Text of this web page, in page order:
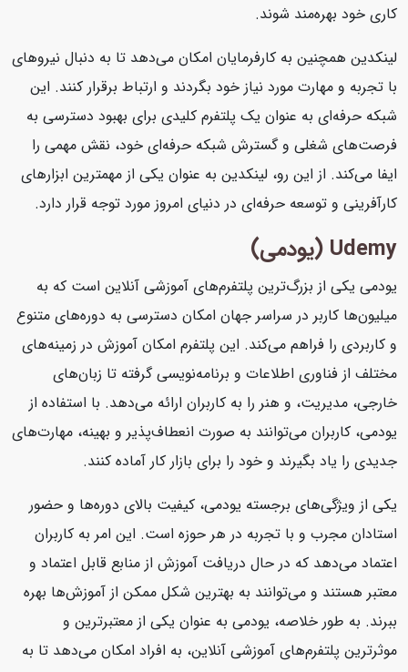
کاری خود بهره‌مند شوند.
لینکدین همچنین به کارفرمایان امکان می‌دهد تا به دنبال نیروهای
با تجربه و مهارت مورد نیاز خود بگردند و ارتباط برقرار کنند. این
شبکه حرفه‌ای به عنوان یک پلتفرم کلیدی برای بهبود دسترسی به
فرصت‌های شغلی و گسترش شبکه حرفه‌ای خود، نقش مهمی را
ایفا می‌کند. از این رو، لینکدین به عنوان یکی از مهمترین ابزارهای
کارآفرینی و توسعه حرفه‌ای در دنیای امروز مورد توجه قرار دارد.
Udemy (یودمی)
یودمی یکی از بزرگ‌ترین پلتفرم‌های آموزشی آنلاین است که به
میلیون‌ها کاربر در سراسر جهان امکان دسترسی به دوره‌های متنوع
و کاربردی را فراهم می‌کند. این پلتفرم امکان آموزش در زمینه‌های
مختلف از فناوری اطلاعات و برنامه‌نویسی گرفته تا زبان‌های
خارجی، مدیریت، و هنر را به کاربران ارائه می‌دهد. با استفاده از
یودمی، کاربران می‌توانند به صورت انعطاف‌پذیر و بهینه، مهارت‌های
جدیدی را یاد بگیرند و خود را برای بازار کار آماده کنند.
یکی از ویژگی‌های برجسته یودمی، کیفیت بالای دوره‌ها و حضور
استادان مجرب و با تجربه در هر حوزه است. این امر به کاربران
اعتماد می‌دهد که در حال دریافت آموزش از منابع قابل اعتماد و
معتبر هستند و می‌توانند به بهترین شکل ممکن از آموزش‌ها بهره
ببرند. به طور خلاصه، یودمی به عنوان یکی از معتبرترین و
موثرترین پلتفرم‌های آموزشی آنلاین، به افراد امکان می‌دهد تا به